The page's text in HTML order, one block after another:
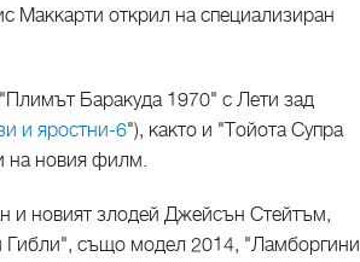
Маккарти открил на специализиран
Баракуда 1970" с Лети зад
и яростни-6"), както и "Тойота Супра
на новия филм.
и новият злодей Джейсън Стейтъм,
Гибли", също модел 2014, "Ламборгини